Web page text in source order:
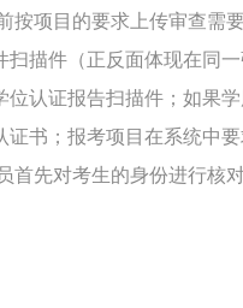
按项目的要求上传审查需
描件（正反面体现在同
位认证报告扫描件；如果
书；报考项目在系统中要
首先对考生的身份进行核